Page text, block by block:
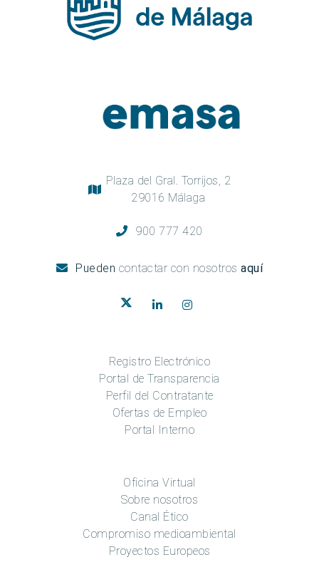
Plaza del Gral. Torrijos, 2
29016 Málaga
900 777 420
Pueden contactar con nosotros aquí
Registro Electrónico
Portal de Transparencia
Perfil del Contratante
Ofertas de Empleo
Portal Interno
Oficina Virtual
Sobre nosotros
Canal Ético
Compromiso medioambiental
Proyectos Europeos